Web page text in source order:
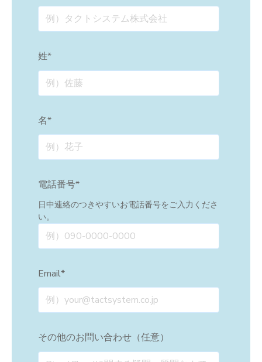
姓*
名*
電話番号*
日中連絡のつきやすいお電話番号をご入力くださ
い。
Email*
その他のお問い合わせ（任意）